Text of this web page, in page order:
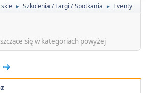
► Szkolenia / Targi / Spotkania ► Eventy
się w kategoriach powyżej